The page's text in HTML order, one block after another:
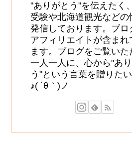
"ありがとう"を伝えたく
受験や北海道観光などの
発信しております。ブロ
アフィリエイトが含まれ
ます。ブログをご覧いた
一人一人に、心から"あ
う"という言葉を贈りた
♪( ´θ｀)ノ